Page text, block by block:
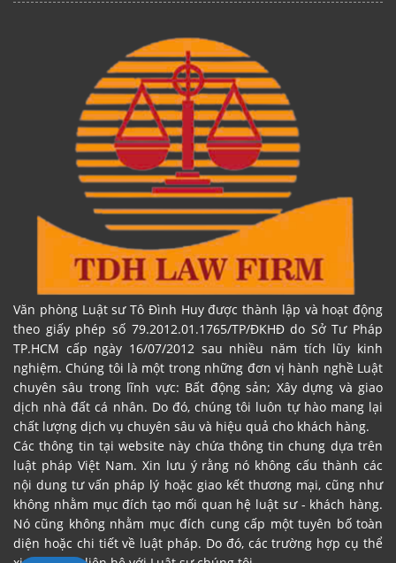
Văn phòng Luật sư Tô Đình Huy được thành lập và hoạt động
theo giấy phép số 79.2012.01.1765/TP/ĐKHĐ do Sở Tư Pháp
TP.HCM cấp ngày 16/07/2012 sau nhiều năm tích lũy kinh
nghiệm. Chúng tôi là một trong những đơn vị hành nghề Luật
chuyên sâu trong lĩnh vực: Bất động sản; Xây dựng và giao
dịch nhà đất cá nhân. Do đó, chúng tôi luôn tự hào mang lại
chất lượng dịch vụ chuyên sâu và hiệu quả cho khách hàng.
Các thông tin tại website này chứa thông tin chung dựa trên
luật pháp Việt Nam. Xin lưu ý rằng nó không cấu thành các
nội dung tư vấn pháp lý hoặc giao kết thương mại, cũng như
không nhằm mục đích tạo mối quan hệ luật sư - khách hàng.
Nó cũng không nhằm mục đích cung cấp một tuyên bố toàn
diện hoặc chi tiết về luật pháp. Do đó, các trường hợp cụ thể